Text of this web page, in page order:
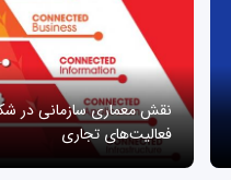
نقش معماری سازمانی در
فعالیت‌های تجاری